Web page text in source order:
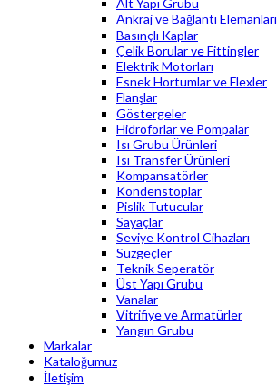
Ankraj ve Bağlantı Elemanları
Basınçlı Kaplar
Çelik Borular ve Fittingler
Elektrik Motorları
Esnek Hortumlar ve Flexler
Flanşlar
Göstergeler
Hidroforlar ve Pompalar
Isı Grubu Ürünleri
Isı Transfer Ürünleri
Kompansatörler
Kondenstoplar
Pislik Tutucular
Sayaçlar
Seviye Kontrol Cihazları
Süzgeçler
Teknik Seperatör
Üst Yapı Grubu
Vanalar
Vitrifiye ve Armatürler
Yangın Grubu
Markalar
Kataloğumuz
İletişim